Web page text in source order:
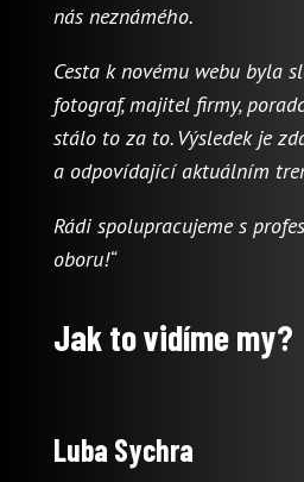
nás neznámého.
Cesta k novému webu byla
fotograf, majitel firmy,
stálo to za to. Výsledek je
a odpovídající aktuálním
Rádi spolupracujeme s
oboru!“
Jak to vidíme my?
Luba Sychra